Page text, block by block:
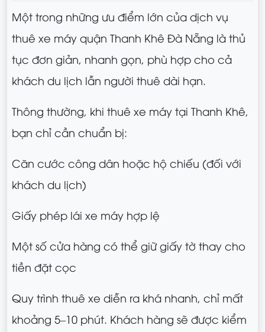
Một trong những ưu điểm lớn của dịch vụ
thuê xe máy quận Thanh Khê Đà Nẵng là thủ
tục đơn giản, nhanh gọn, phù hợp cho cả
khách du lịch lẫn người thuê dài hạn.
Thông thường, khi thuê xe máy tại Thanh Khê,
bạn chỉ cần chuẩn bị:
Căn cước công dân hoặc hộ chiếu (đối với
khách du lịch)
Giấy phép lái xe máy hợp lệ
Một số cửa hàng có thể giữ giấy tờ thay cho
tiền đặt cọc
Quy trình thuê xe diễn ra khá nhanh, chỉ mất
khoảng 5–10 phút. Khách hàng sẽ được kiểm